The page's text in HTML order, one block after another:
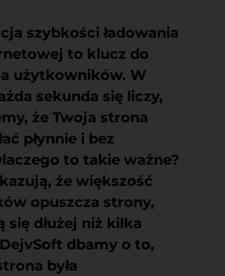
szybkości ładowania
to klucz do
użytkowników. W
sekunda się liczy,
że Twoja strona
płynnie i bez
to takie ważne?
że większość
opuszcza strony,
się dłużej niż kilka
dbamy o to,
była